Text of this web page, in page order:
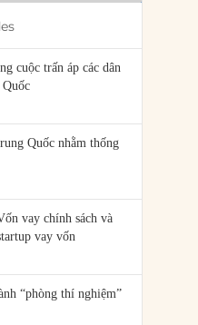
cuộc trấn áp các dân
Quốc nhằm thống
vay chính sách và
vay vốn
“phòng thí nghiệm”